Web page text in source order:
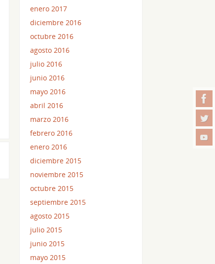
enero 2017
diciembre 2016
octubre 2016
agosto 2016
julio 2016
junio 2016
mayo 2016
abril 2016
marzo 2016
febrero 2016
enero 2016
diciembre 2015
noviembre 2015
octubre 2015
septiembre 2015
agosto 2015
julio 2015
junio 2015
mayo 2015